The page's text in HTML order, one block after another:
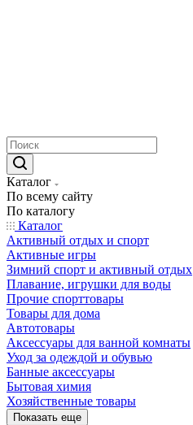
Каталог
По всему сайту
По каталогу
Каталог
Активный отдых и спорт
Активные игры
Зимний спорт и активный отдых
Плавание, игрушки для воды
Прочие спорттовары
Товары для дома
Автотовары
Аксессуары для ванной комнаты
Уход за одеждой и обувью
Банные аксессуары
Бытовая химия
Хозяйственные товары
Показать еще